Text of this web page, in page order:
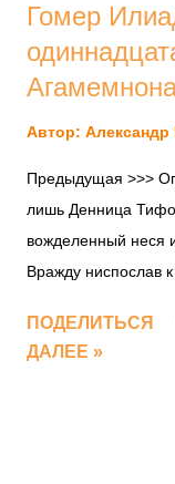
Гомер
Автор:
Предыдущая >>>
лишь Денница
вожделенный неся
Вражду ниспослав
Стала Вражда на
Бывший в средине,
концах с
ПОДЕЛИТЬСЯ
ДАЛЕЕ »